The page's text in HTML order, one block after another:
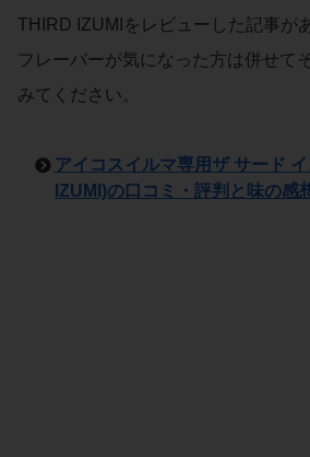
THIRD IZUMIをレビューした記事が
フレーバーが気になった方は併せて
みてください。
アイコスイルマ専用ザ サード
IZUMI)の口コミ・評判と味の感